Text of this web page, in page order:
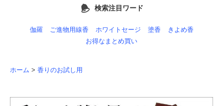
検索注目ワード
伽羅 ご進物用線香 ホワイトセージ 塗香
きよめ香
お得なまとめ買い
ホーム > 香りのお試し用